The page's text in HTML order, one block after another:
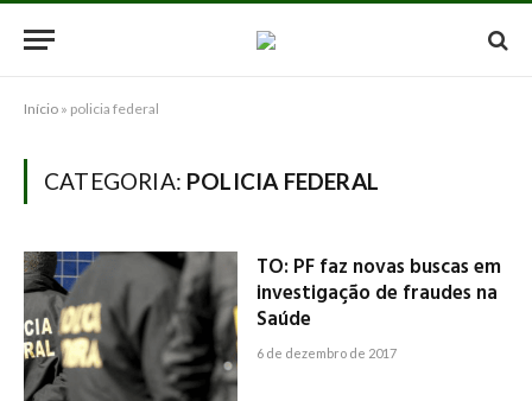
Início » policia federal
CATEGORIA: POLICIA FEDERAL
TO: PF faz novas buscas em
investigação de fraudes na
Saúde
6 de dezembro de 2017